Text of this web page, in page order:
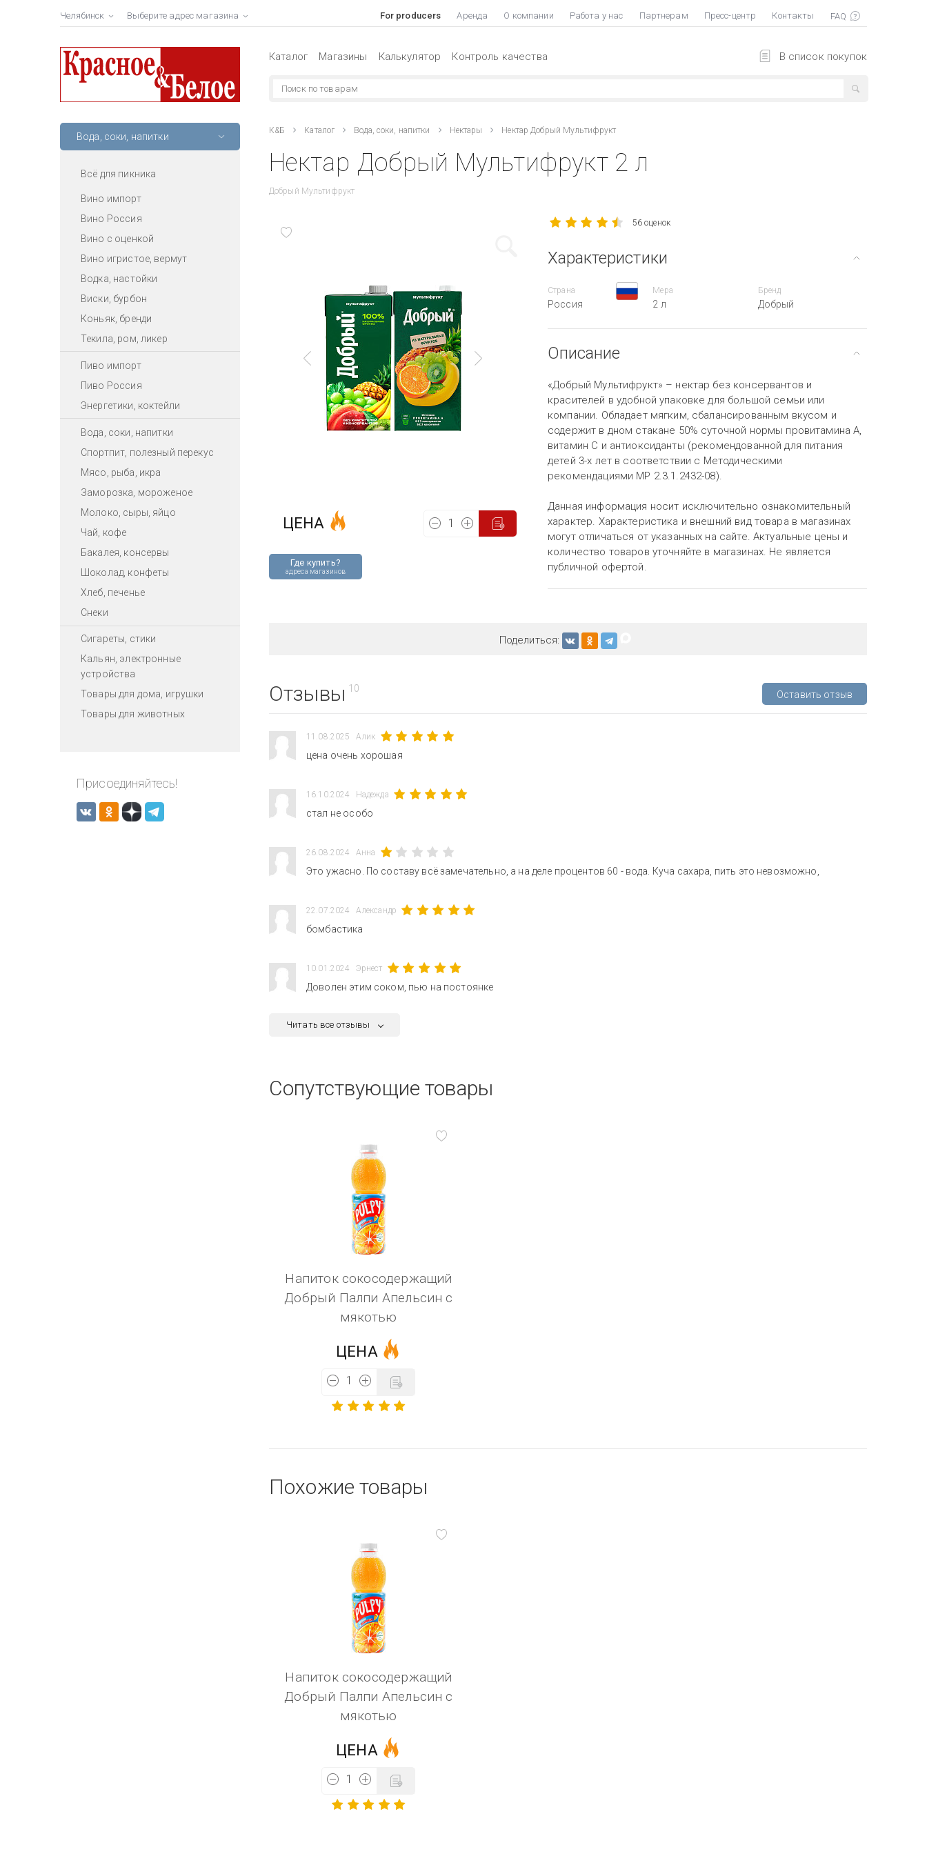
Челябинск Выберите адрес магазина For producers Аренда О компании Работа у нас Партнерам Пресс-центр Контакты
В список покупок
Каталог Магазины Калькулятор Контроль качества
Вода, соки, напитки
Всё для пикника
Вино импорт
Вино Россия
Вино с оценкой
Вино игристое, вермут
Водка, настойки
Виски, бурбон
Коньяк, бренди
Текила, ром, ликер
Пиво импорт
Пиво Россия
Энергетики, коктейли
Вода, соки, напитки
Спортпит, полезный перекус
Мясо, рыба, икра
Заморозка, мороженое
Молоко, сыры, яйцо
Чай, кофе
Бакалея, консервы
Шоколад, конфеты
Хлеб, печенье
Снеки
Сигареты, стики
Кальян, электронные
устройства
Товары для дома, игрушки
Товары для животных
Присоединяйтесь!
К&Б Каталог Вода, соки, напитки Нектары Нектар Добрый Мультифрукт
Нектар Добрый Мультифрукт 2 л
Добрый Мультифрукт
Где купить?
адреса магазинов
ЦЕНА
56 оценок
Характеристики
Страна
Россия
Мера
2 л
Бренд
Добрый
Описание
«Добрый Мультифрукт» – нектар без консервантов и
красителей в удобной упаковке для большой семьи или
компании. Обладает мягким, сбалансированным вкусом и
содержит в дном стакане 50% суточной нормы провитамина А,
витамин С и антиоксиданты (рекомендованной для питания
детей 3-х лет в соответствии с Методическими
рекомендациями МР 2.3.1.2432-08).
Данная информация носит исключительно ознакомительный
характер. Характеристика и внешний вид товара в магазинах
могут отличаться от указанных на сайте. Актуальные цены и
количество товаров уточняйте в магазинах. Не является
публичной офертой.
Поделиться:
Отзывы 10
Оставить отзыв
11.08.2025 Алик
цена очень хорошая
16.10.2024 Надежда
стал не особо
26.08.2024 Анна
Это ужасно. По составу всё замечательно, а на деле процентов 60 - вода. Куча сахара, пить это невозможно,
22.07.2024 Александр
бомбастика
10.01.2024 Эрнест
Доволен этим соком, пью на постоянке
Читать все отзывы
Сопутствующие товары
Напиток сокосодержащий
Добрый Палпи Апельсин с
мякотью
ЦЕНА
Похожие товары
Напиток сокосодержащий
Добрый Палпи Апельсин с
мякотью
ЦЕНА